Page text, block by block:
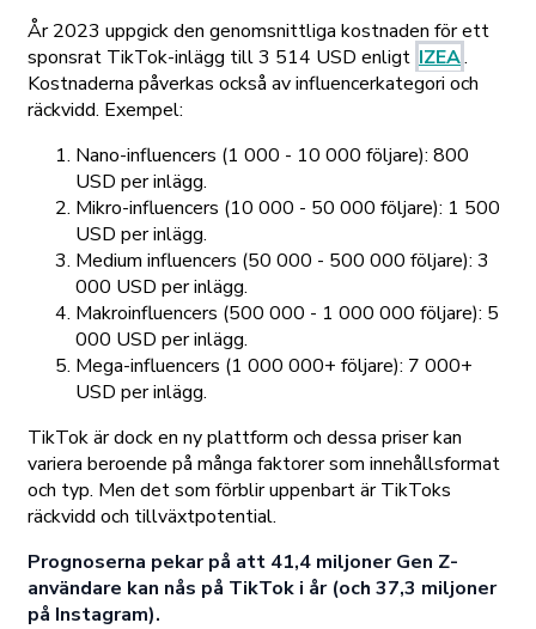
År 2023 uppgick den genomsnittliga kostnaden för ett
sponsrat TikTok-inlägg till 3 514 USD enligt IZEA.
Kostnaderna påverkas också av influencerkategori och
räckvidd. Exempel:
Nano-influencers (1 000 - 10 000 följare): 800
USD per inlägg.
Mikro-influencers (10 000 - 50 000 följare): 1 500
USD per inlägg.
Medium influencers (50 000 - 500 000 följare): 3
000 USD per inlägg.
Makroinfluencers (500 000 - 1 000 000 följare): 5
000 USD per inlägg.
Mega-influencers (1 000 000+ följare): 7 000+
USD per inlägg.
TikTok är dock en ny plattform och dessa priser kan
variera beroende på många faktorer som innehållsformat
och typ. Men det som förblir uppenbart är TikToks
räckvidd och tillväxtpotential.
Prognoserna pekar på att 41,4 miljoner Gen Z-
användare kan nås på TikTok i år (och 37,3 miljoner
på Instagram).